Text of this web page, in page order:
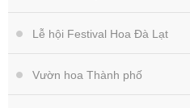
Lễ hội Festival Hoa Đà Lạt
Vườn hoa Thành phố